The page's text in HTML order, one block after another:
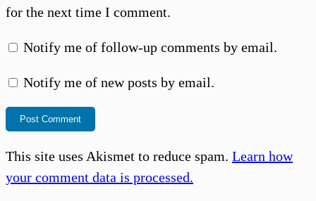
for the next time I comment.
Notify me of follow-up comments by email.
Notify me of new posts by email.
This site uses Akismet to reduce spam. Learn how
your comment data is processed.